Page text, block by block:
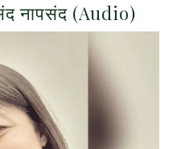
नापसंद (Audio)